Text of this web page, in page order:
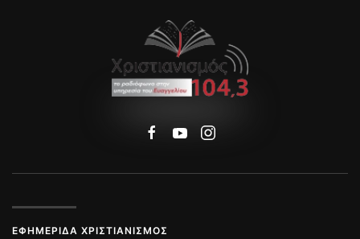
ΕΦΗΜΕΡΊΔΑ ΧΡΙΣΤΙΑΝΙΣΜΌΣ